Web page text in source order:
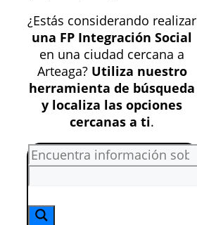
¿Estás considerando realizar
una FP Integración Social
en una ciudad cercana a
Arteaga? Utiliza nuestro
herramienta de búsqueda
y localiza las opciones
cercanas a ti.